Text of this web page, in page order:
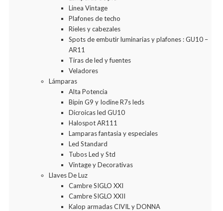
Linea Vintage
Plafones de techo
Rieles y cabezales
Spots de embutir luminarias y plafones : GU10 –
AR11
Tiras de led y fuentes
Veladores
Lámparas
Alta Potencia
Bipin G9 y Iodine R7s leds
Dicroicas led GU10
Halospot AR111
Lamparas fantasia y especiales
Led Standard
Tubos Led y Std
Vintage y Decorativas
Llaves De Luz
Cambre SIGLO XXI
Cambre SIGLO XXII
Kalop armadas CIVIL y DONNA